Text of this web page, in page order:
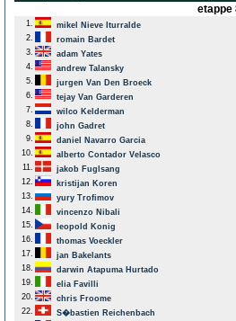
etappe
1.
mikel Nieve Iturralde
2.
romain Bardet
3.
adam Yates
4.
andrew Talansky
5.
jurgen Van Den Broeck
6.
tejay Van Garderen
7.
wilco Kelderman
8.
john Gadret
9.
daniel Navarro Garcia
10.
alberto Contador Velasco
11.
jakob Fuglsang
12.
kristijan Koren
13.
yury Trofimov
14.
vincenzo Nibali
15.
leopold Konig
16.
thomas Voeckler
17.
jan Bakelants
18.
darwin Atapuma Hurtado
19.
elia Favilli
20.
chris Froome
22.
S�bastien Reichenbach